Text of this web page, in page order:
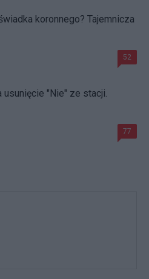
koronnego? Tajemnicza
52
usunięcie "Nie" ze stacji.
77